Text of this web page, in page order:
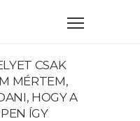
CSAK
MÉRTEM,
HOGY A
ÍGY